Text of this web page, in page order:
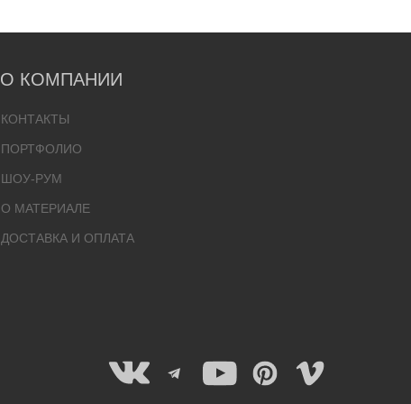
О КОМПАНИИ
КОНТАКТЫ
ПОРТФОЛИО
ШОУ-РУМ
О МАТЕРИАЛЕ
ДОСТАВКА И ОПЛАТА